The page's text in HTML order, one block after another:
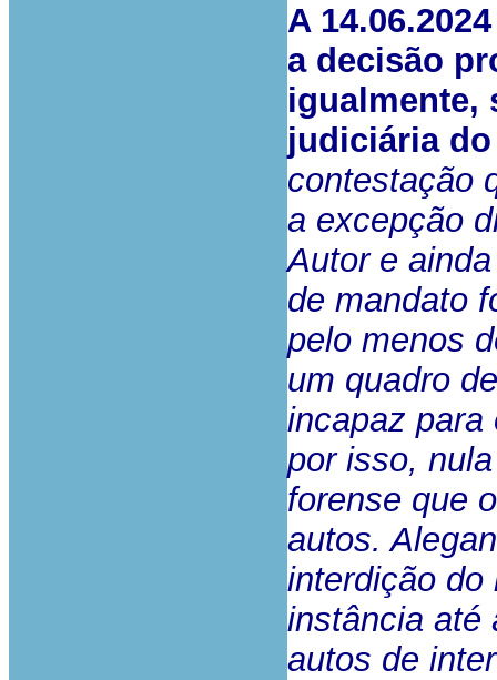
A
a decisão
igualmente,
judiciária
contestação
a excepção
Autor e
de mandato
pelo menos
um quadro
incapaz
por isso,
forense que
autos.
interdição do
instância até
autos de